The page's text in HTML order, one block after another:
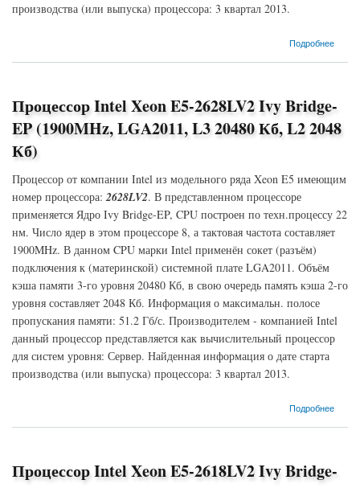
производства (или выпуска) процессора: 3 квартал 2013.
Подробнее
о Процессор Intel Xeon E5-2648LV2 Ivy Bridge-EP (1900MHz, LGA2011, L3 25600 Кб, L2
Процессор Intel Xeon E5-2628LV2 Ivy Bridge-
EP (1900MHz, LGA2011, L3 20480 Кб, L2 2048
Кб)
Процессор от компании Intel из модельного ряда Xeon E5 имеющим
номер процессора:2628LV2. В представленном процессоре
применяется Ядро Ivy Bridge-EP, CPU построен по техн.процессу 22
нм. Число ядер в этом процессоре 8, а тактовая частота составляет
1900MHz. В данном CPU марки Intel применён сокет (разъём)
подключения к (материнской) системной плате LGA2011. Объём
кэша памяти 3-го уровня 20480 Кб, в свою очередь память кэша 2-го
уровня составляет 2048 Кб. Информация о максимальн. полосе
пропускания памяти: 51.2 Гб/с. Производителем - компанией Intel
данный процессор представляется как вычислительный процессор
для систем уровня: Сервер. Найденная информация о дате старта
производства (или выпуска) процессора: 3 квартал 2013.
Подробнее
о Процессор Intel Xeon E5-2628LV2 Ivy Bridge-EP (1900MHz, LGA2011, L3 20480 Кб, L2
Процессор Intel Xeon E5-2618LV2 Ivy Bridge-